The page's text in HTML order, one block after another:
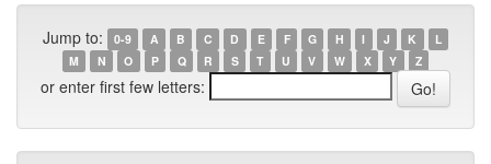
Jump to: 0-9 A B C D E F G H I J K
L
M
N O P Q R S T U V W X Y Z
or enter first few letters: